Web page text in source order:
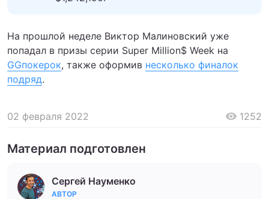
На прошлой неделе Виктор Малиновский уже
попадал в призы серии Super Million$ Week на
GGпокерок, также оформив несколько финалок
подряд.
02 февраля 2022 1252
Материал подготовлен
Сергей Науменко
АВТОР